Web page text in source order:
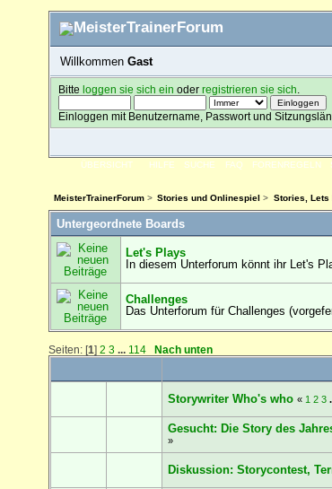
WillkommenGast
Bitte loggen sie sich ein oder registrieren sie sich
Einloggen mit Benutzername, Passwort und
ÜBERSICHT HILFE SUCHE FAQ FORENREGELN
MeisterTrainerForum > Stories und Onlinespiel > Stories, Lets
Untergeordnete Boards
Let's Plays
In diesem Unterforum könnt ihr Let's
Challenges
Das Unterforum für Challenges
Seiten: [1] 2 3 ... 114
Nach unten
Storywriter Who's who « 1 2 3
Gesucht: Die Story des
»
Diskussion: Storycontest,